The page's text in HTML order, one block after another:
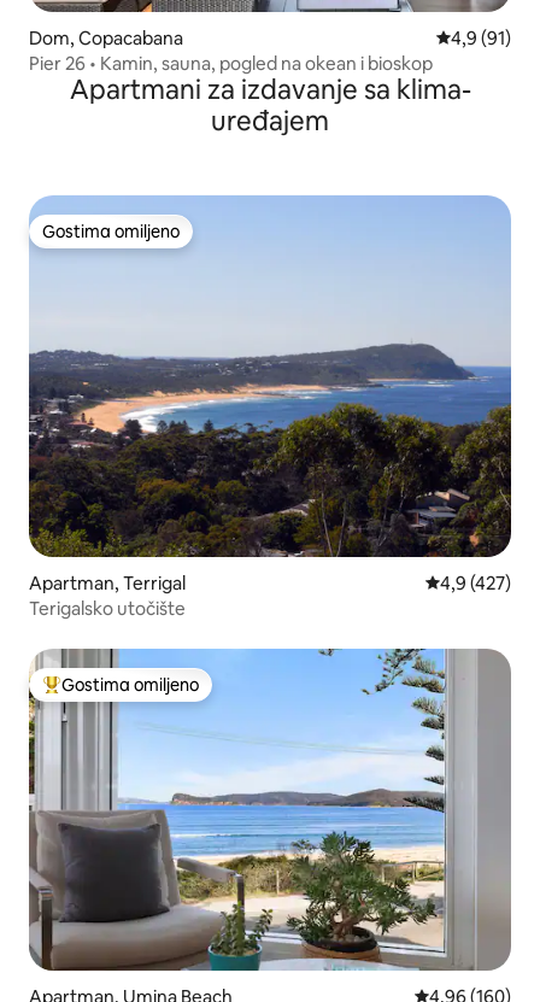
Dom, Copacabana Prosečna
4,9 (91)
Pier 26 • Kamin, sauna, pogled na okean i bioskop
Apartmani za izdavanje sa klima-
uređajem
Gostima omiljeno
Gostima omiljeno
Apartman, Terrigal Prosečna
4,9 (427)
Terigalsko utočište
Najuspešniji među gostima omiljenim
Gostima omiljeno
Apartman, Umina Beach Prosečna
4,96 (160)